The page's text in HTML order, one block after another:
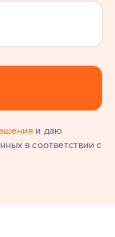
и даю
в соответствии с